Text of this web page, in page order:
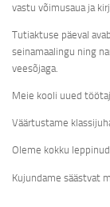
vastu võimusaua ja
Tutiaktuse päeval
seinamaalingu ning
veesõjaga.
Meie kooli uued
Väärtustame
Oleme kokku
Kujundame säästvat